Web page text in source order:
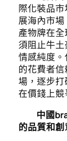
際化裝品
展海內市
產物牌在
須阻止牛
情感純度
的花費者
場，逐步
在價錢上競
中國
的品質和